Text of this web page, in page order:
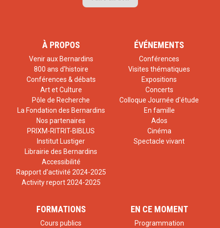
À PROPOS
Venir aux Bernardins
800 ans d'histoire
Conférences & débats
Art et Culture
Pôle de Recherche
La Fondation des Bernardins
Nos partenaires
PRIXM-RITRIT-BIBLUS
Institut Lustiger
Librairie des Bernardins
Accessibilité
Rapport d'activité 2024-2025
Activity report 2024-2025
ÉVÉNEMENTS
Conférences
Visites thématiques
Expositions
Concerts
Colloque Journée d'étude
En famille
Ados
Cinéma
Spectacle vivant
FORMATIONS
Cours publics
EN CE MOMENT
Programmation